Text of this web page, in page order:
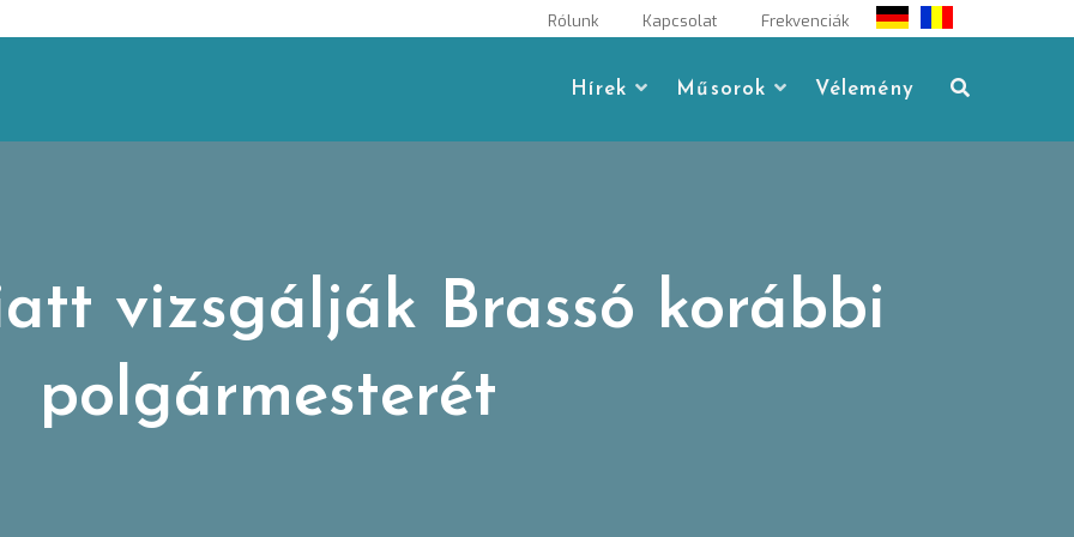
Rólunk Kapcsolat Frekvenciák
Hírek Műsorok Vélemény
vizsgálják Brassó korábbi
polgármesterét